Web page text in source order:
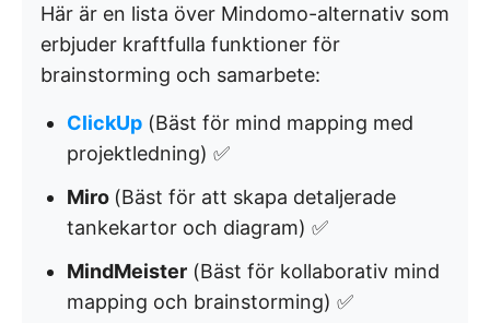
Här är en lista över Mindomo-alternativ som
erbjuder kraftfulla funktioner för
brainstorming och samarbete:
ClickUp (Bäst för mind mapping med
projektledning) ✅
Miro (Bäst för att skapa detaljerade
tankekartor och diagram) ✅
MindMeister (Bäst för kollaborativ mind
mapping och brainstorming) ✅